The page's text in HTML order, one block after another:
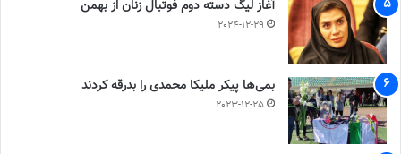
آغاز لیگ دسته دوم فوتبال زنان از بهمن
2024-12-29
بمی‌ها پیکر ملیکا محمدی را بدرقه کردند
2023-12-25